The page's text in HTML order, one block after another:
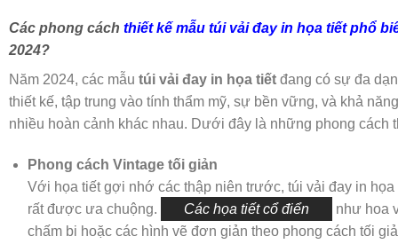
Các phong cách thiết kế mẫu túi vải đay in họa tiết phổ
2024?
Năm 2024, các mẫu túi vải đay in họa tiết đang có sự đa
thiết kế, tập trung vào tính thẩm mỹ, sự bền vững, và khả
nhiều hoàn cảnh khác nhau. Dưới đây là những phong cách
Phong cách Vintage tối giản
Với họa tiết gợi nhớ các thập niên trước, túi vải đay in họa
rất được ưa chuộng.
Các họa tiết cổ điển
như hoa
chấm bi hoặc các hình vẽ đơn giản theo phong cách tối